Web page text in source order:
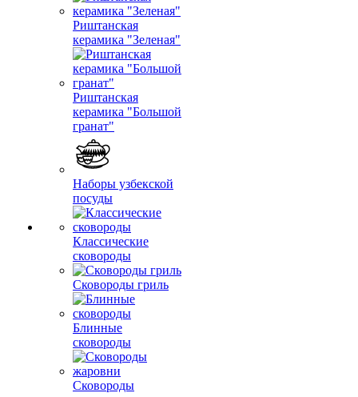
Риштанская
керамика "Зеленая"
Риштанская
керамика "Большой
гранат"
Наборы узбекской
посуды
Классические
сковороды
Сковороды гриль
Блинные
сковороды
Сковороды